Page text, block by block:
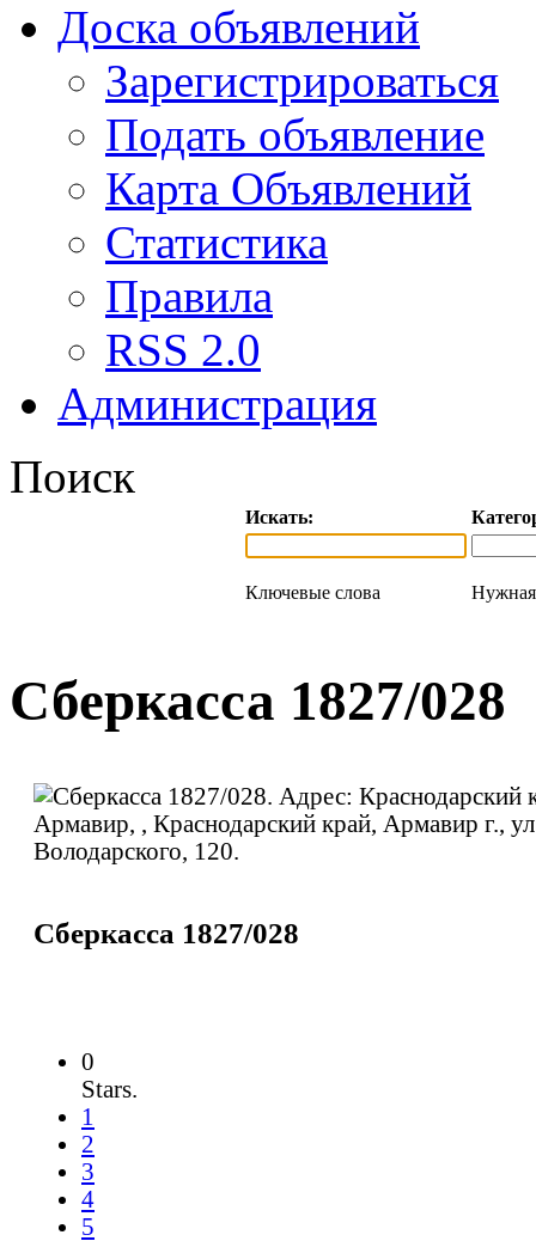
Доска объявлений
Зарегистрироваться
Подать объявление
Карта Объявлений
Статистика
Правила
RSS 2.0
Администрация
Поиск
Искать:
Ключевые слова Нужная
Сберкасса 1827/028
Сберкасса 1827/028
0
Stars.
1
2
3
4
5